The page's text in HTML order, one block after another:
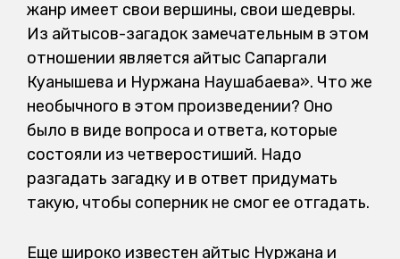
жанр имеет свои вершины, свои шедевры.
Из айтысов-загадок замечательным в этом
отношении является айтыс Сапаргали
Куанышева и Нуржана Наушабаева». Что же
необычного в этом произведении? Оно
было в виде вопроса и ответа, которые
состояли из четверостиший. Надо
разгадать загадку и в ответ придумать
такую, чтобы соперник не смог ее отгадать.
Еще широко известен айтыс Нуржана и